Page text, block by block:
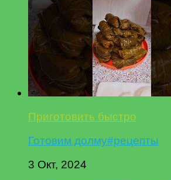
Приготовить быстро
Готовим долму#рецепты
3 Окт, 2024